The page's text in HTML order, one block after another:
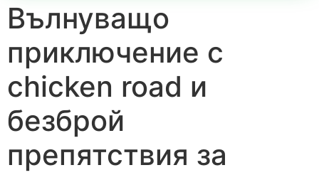
Вълнуващо
приключение с
chicken road и
безброй
препятствия за